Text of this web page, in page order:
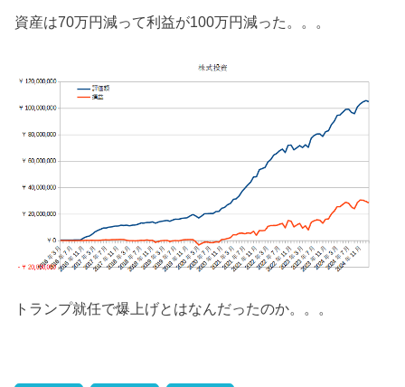
資産は70万円減って利益が100万円減った。。。
トランプ就任で爆上げとはなんだったのか。。。